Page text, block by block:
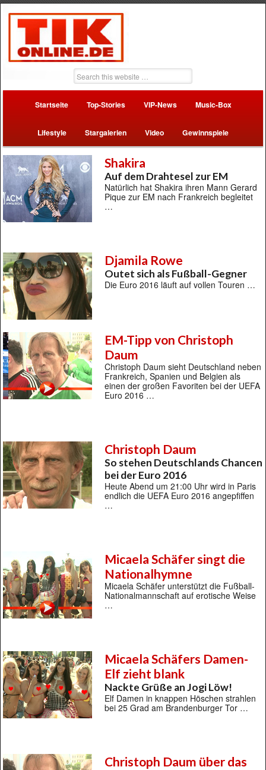
Startseite Top-Stories VIP-News Music-Box
Lifestyle Stargalerien Video Gewinnspiele
Shakira
Auf dem Drahtesel zur EM
Natürlich hat Shakira ihren Mann Gerard
Pique zur EM nach Frankreich begleitet
…
Djamila Rowe
Outet sich als Fußball-Gegner
Die Euro 2016 läuft auf vollen Touren …
EM-Tipp von Christoph
Daum
Christoph Daum sieht Deutschland neben
Frankreich, Spanien und Belgien als
einen der großen Favoriten bei der UEFA
Euro 2016 …
Christoph Daum
So stehen Deutschlands Chancen
bei der Euro 2016
Heute Abend um 21:00 Uhr wird in Paris
endlich die UEFA Euro 2016 angepfiffen
…
Micaela Schäfer singt die
Nationalhymne
Micaela Schäfer unterstützt die Fußball-
Nationalmannschaft auf erotische Weise
…
Micaela Schäfers Damen-
Elf zieht blank
Nackte Grüße an Jogi Löw!
Elf Damen in knappen Höschen strahlen
bei 25 Grad am Brandenburger Tor …
Christoph Daum über das